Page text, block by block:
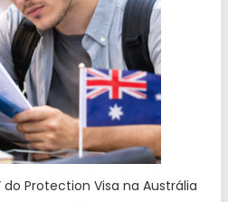
Protection Visa na Austrália